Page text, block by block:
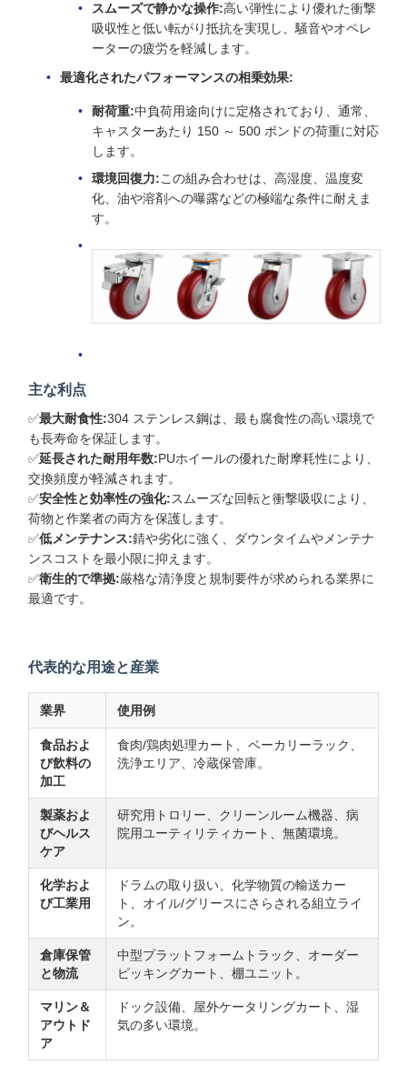
スムーズで静かな操作:高い弾性により優れた衝撃
吸収性と低い転がり抵抗を実現し、騒音やオペレ
ーターの疲労を軽減します。
最適化されたパフォーマンスの相乗効果:
耐荷重:中負荷用途向けに定格されており、通常、
キャスターあたり 150 ～ 500 ポンドの荷重に対応
します。
環境回復力:この組み合わせは、高湿度、温度変
化、油や溶剤への曝露などの極端な条件に耐えま
す。
主な利点
✅最大耐食性:304 ステンレス鋼は、最も腐食性の高い環境で
も長寿命を保証します。
✅延長された耐用年数:PUホイールの優れた耐摩耗性により、
交換頻度が軽減されます。
✅安全性と効率性の強化:スムーズな回転と衝撃吸収により、
荷物と作業者の両方を保護します。
✅低メンテナンス:錆や劣化に強く、ダウンタイムやメンテナ
ンスコストを最小限に抑えます。
✅衛生的で準拠:厳格な清浄度と規制要件が求められる業界に
最適です。
代表的な用途と産業
業界 使用例
食品およ
び飲料の
加工
食肉/鶏肉処理カート、ベーカリーラック、
洗浄エリア、冷蔵保管庫。
製薬およ
びヘルス
ケア
研究用トロリー、クリーンルーム機器、病
院用ユーティリティカート、無菌環境。
化学およ
び工業用
ドラムの取り扱い、化学物質の輸送カー
ト、オイル/グリースにさらされる組立ライ
ン。
倉庫保管
と物流
中型プラットフォームトラック、オーダー
ピッキングカート、棚ユニット。
マリン＆
アウトド
ア
ドック設備、屋外ケータリングカート、湿
気の多い環境。